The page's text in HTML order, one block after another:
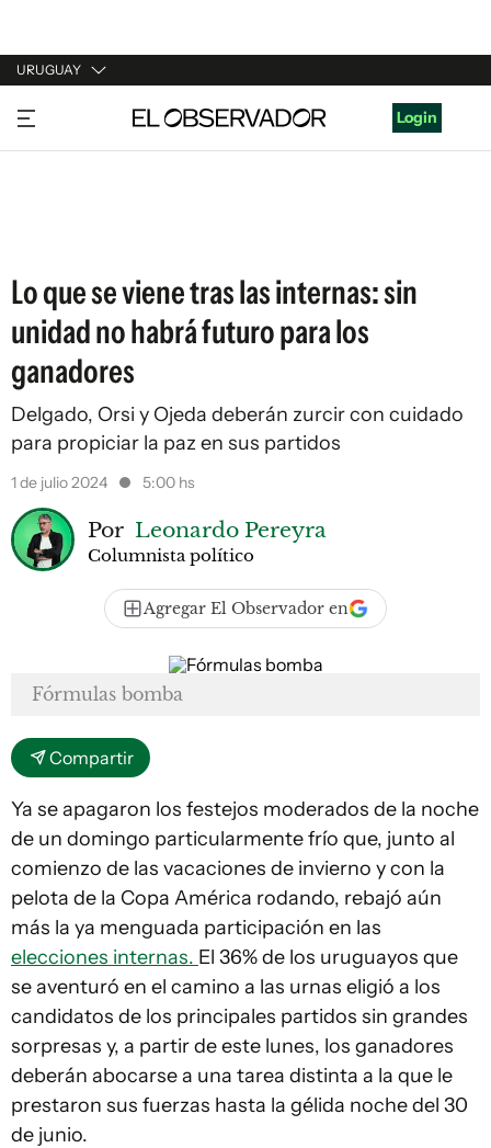
URUGUAY
URUGUAY
ARGENTINA
Login
Lo que se viene tras las internas: sin
unidad no habrá futuro para los
ganadores
Delgado, Orsi y Ojeda deberán zurcir con cuidado
para propiciar la paz en sus partidos
1 de julio 2024 5:00 hs
Por Leonardo Pereyra
Columnista político
Agregar El Observador en
Fórmulas bomba
Compartir
Ya se apagaron los festejos moderados de la noche
de un domingo particularmente frío que, junto al
comienzo de las vacaciones de invierno y con la
pelota de la Copa América rodando, rebajó aún
más la ya menguada participación en las
elecciones internas. El 36% de los uruguayos que
se aventuró en el camino a las urnas eligió a los
candidatos de los principales partidos sin grandes
sorpresas y, a partir de este lunes, los ganadores
deberán abocarse a una tarea distinta a la que le
prestaron sus fuerzas hasta la gélida noche del 30
de junio.